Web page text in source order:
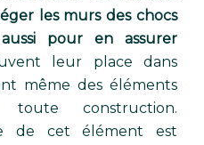
les murs des chocs
pour en assurer
leur place dans
même des éléments
toute construction.
de cet élément est